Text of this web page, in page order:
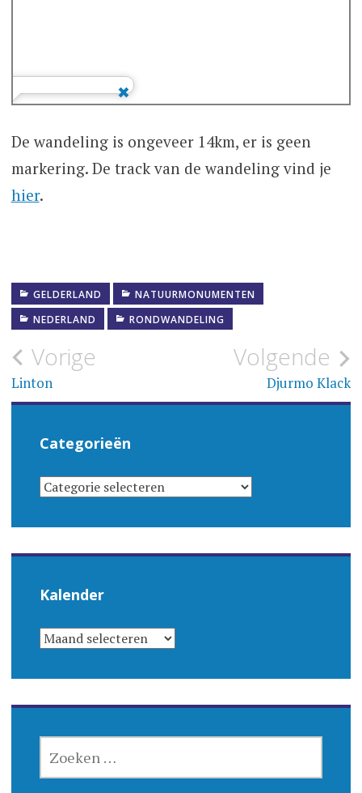
De wandeling is ongeveer 14km, er is geen
markering. De track van de wandeling vind je
hier.
GELDERLAND
NATUURMONUMENTEN
NEDERLAND
RONDWANDELING
Bericht
navigatie
Vorige
Linton
Volgende
Djurmo Klack
Categorieën
CATEGORIEËN
Kalender
KALENDER
NAAR: